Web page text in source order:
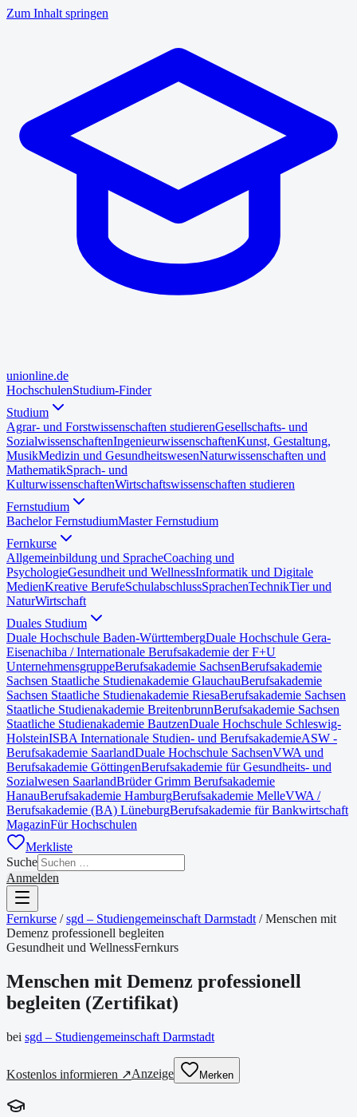
Zum Inhalt springen
unionline.de
HochschulenStudium-Finder
Studium
Agrar- und Forstwissenschaften studierenGesellschafts- und
SozialwissenschaftenIngenieurwissenschaftenKunst, Gestaltung,
MusikMedizin und GesundheitswesenNaturwissenschaften und
MathematikSprach- und
KulturwissenschaftenWirtschaftswissenschaften studieren
Fernstudium
Bachelor FernstudiumMaster Fernstudium
Fernkurse
Allgemeinbildung und SpracheCoaching und
PsychologieGesundheit und WellnessInformatik und Digitale
MedienKreative BerufeSchulabschlussSprachenTechnikTier und
NaturWirtschaft
Duales Studium
Duale Hochschule Baden-WürttembergDuale Hochschule Gera-
Eisenachiba / Internationale Berufsakademie der F+U
UnternehmensgruppeBerufsakademie SachsenBerufsakademie
Sachsen Staatliche Studienakademie GlauchauBerufsakademie
Sachsen Staatliche Studienakademie RiesaBerufsakademie Sachsen
Staatliche Studienakademie BreitenbrunnBerufsakademie Sachsen
Staatliche Studienakademie BautzenDuale Hochschule Schleswig-
HolsteinISBA Internationale Studien- und BerufsakademieASW -
Berufsakademie SaarlandDuale Hochschule SachsenVWA und
Berufsakademie GöttingenBerufsakademie für Gesundheits- und
Sozialwesen SaarlandBrüder Grimm Berufsakademie
HanauBerufsakademie HamburgBerufsakademie MelleVWA /
Berufsakademie (BA) LüneburgBerufsakademie für Bankwirtschaft
MagazinFür Hochschulen
Merkliste
Suche
Anmelden
Fernkurse / sgd – Studiengemeinschaft Darmstadt /Menschen mit
Demenz professionell begleiten
Gesundheit und WellnessFernkurs
Menschen mit Demenz professionell
begleiten (Zertifikat)
bei sgd – Studiengemeinschaft Darmstadt
Kostenlos informieren ↗Anzeige Merken